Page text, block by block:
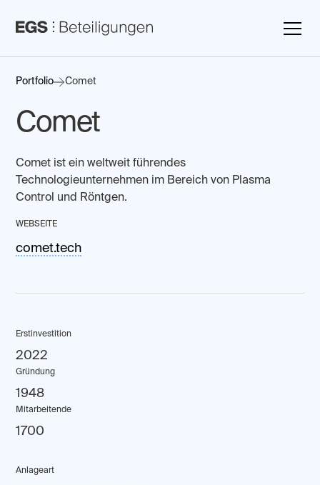
Portfolio Comet
Comet
Comet ist ein weltweit führendes
Technologieunternehmen im Bereich von Plasma
Control und Röntgen.
WEBSEITE
comet.tech
Erstinvestition
2022
Gründung
1948
Mitarbeitende
1700
Anlageart